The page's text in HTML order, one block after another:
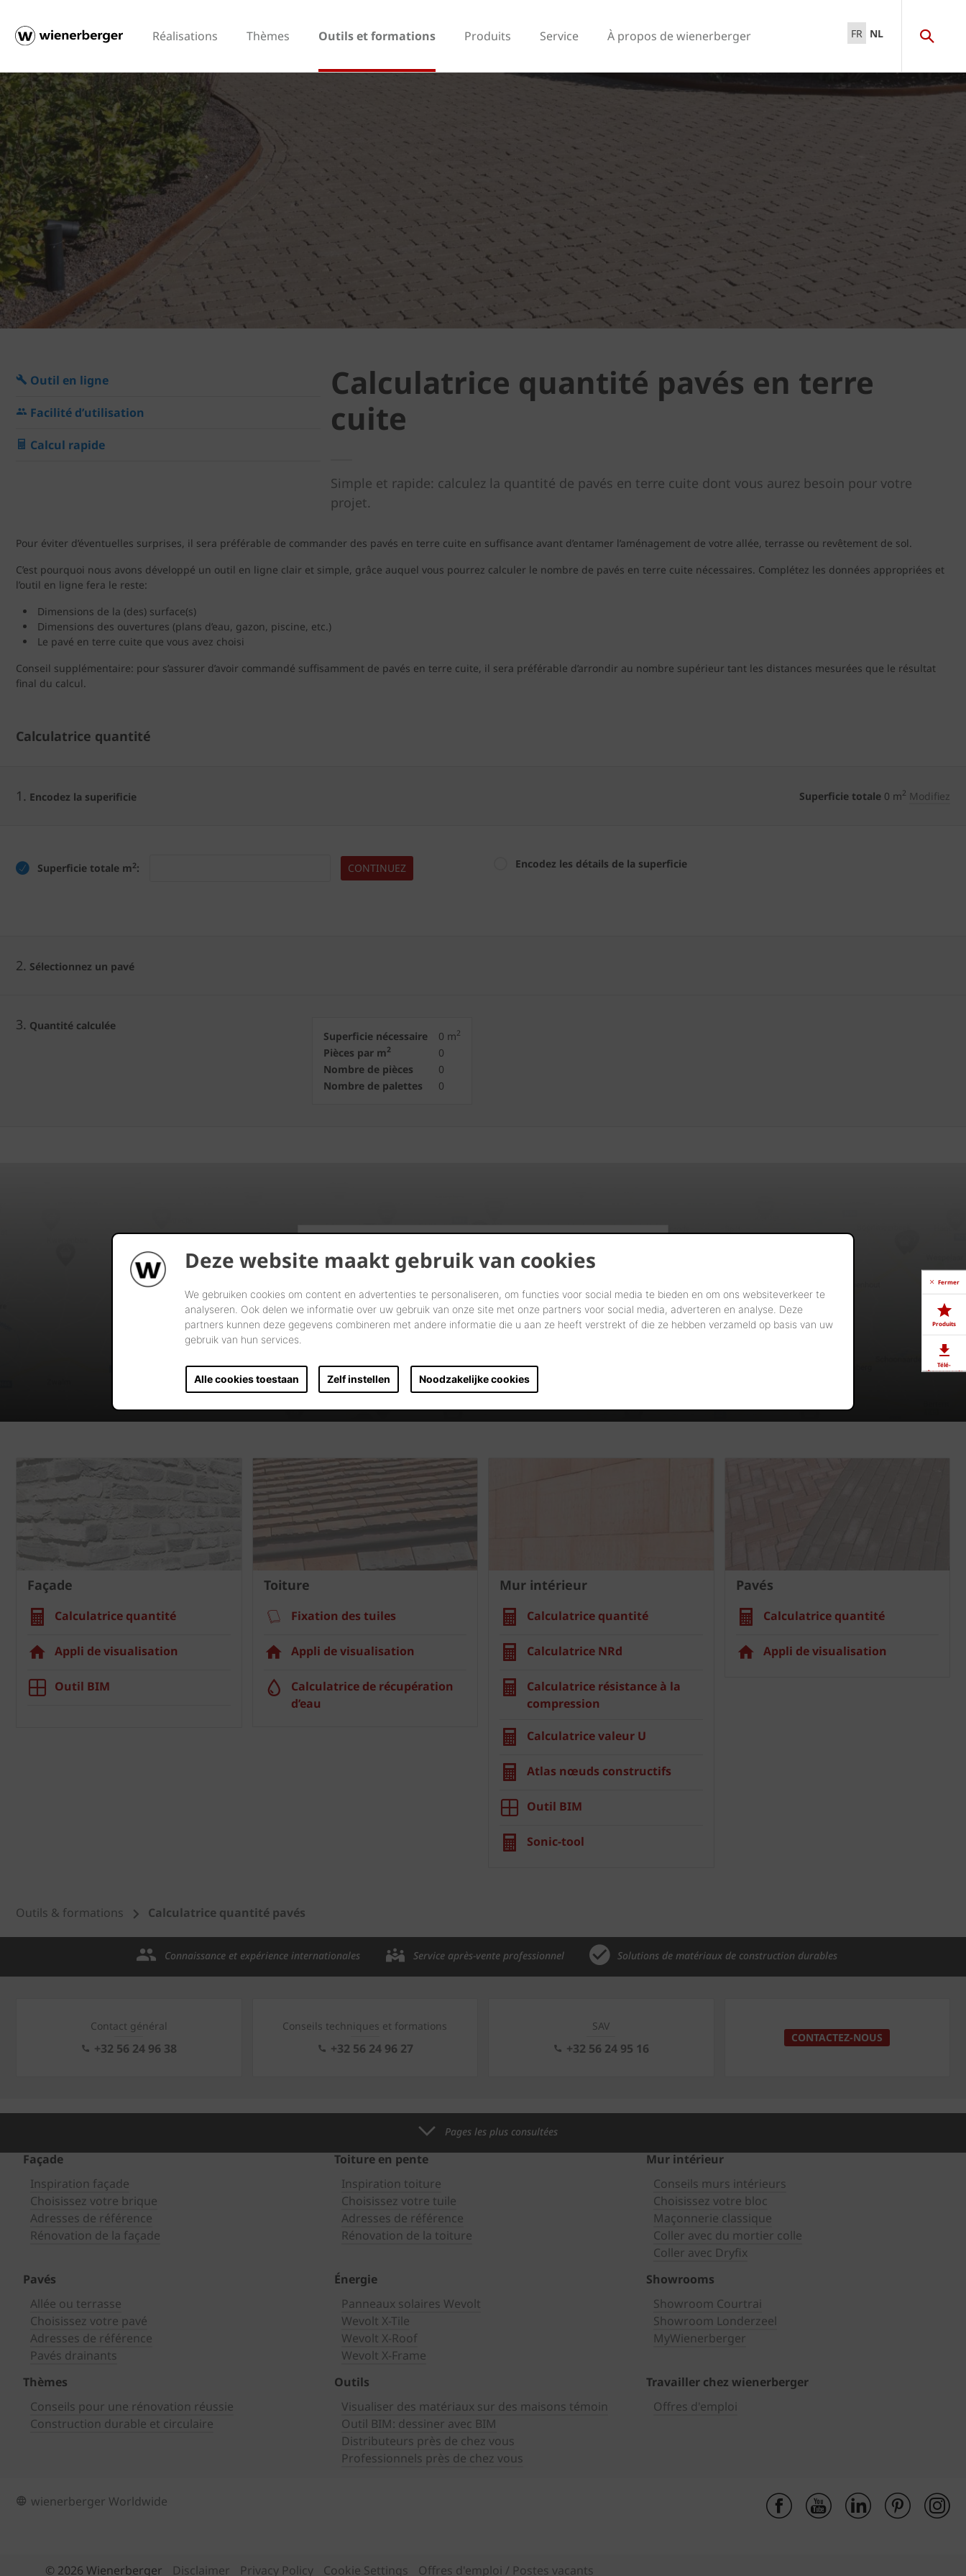
Deze website maakt gebruik van cookies
We gebruiken cookies om content en advertenties te personaliseren, om functies voor social media te bieden en om ons websiteverkeer te
analyseren. Ook delen we informatie over uw gebruik van onze site met onze partners voor social media, adverteren en analyse. Deze
partners kunnen deze gegevens combineren met andere informatie die u aan ze heeft verstrekt of die ze hebben verzameld op basis van uw
gebruik van hun services.
Alle cookies toestaan Zelf instellen Noodzakelijke cookies
Réalisations Thèmes Outils et formations Produits Service À propos de wienerberger FR NL
Outil en ligne
Facilité d’utilisation
Calcul rapide
Calculatrice quantité pavés en terre
cuite
Simple et rapide: calculez la quantité de pavés en terre cuite dont vous aurez besoin pour votre
projet.
Pour éviter d’éventuelles surprises, il sera préférable de commander des pavés en terre cuite en suffisance avant d’entamer l’aménagement de votre allée, terrasse ou revêtement de sol.
C’est pourquoi nous avons développé un outil en ligne clair et simple, grâce auquel vous pourrez calculer le nombre de pavés en terre cuite nécessaires. Complétez les données appropriées et
l’outil en ligne fera le reste:
Dimensions de la (des) surface(s)
Dimensions des ouvertures (plans d’eau, gazon, piscine, etc.)
Le pavé en terre cuite que vous avez choisi
Conseil supplémentaire: pour s’assurer d’avoir commandé suffisamment de pavés en terre cuite, il sera préférable d’arrondir au nombre supérieur tant les distances mesurées que le résultat
final du calcul.
Calculatrice quantité
1. Encodez la superificie Superficie totale 0 m2 Modifiez
Superficie totale m2: CONTINUEZ Encodez les détails de la superficie
2. Sélectionnez un pavé
3. Quantité calculée
Superficie nécessaire 0 m2
Pièces par m2
0
Nombre de pièces
0
Nombre de palettes
0
Trouvez des distributeurs près
de chez vous
DÉMARREZ VOTRE RECHERCHE
Façade
Calculatrice quantité
Appli de visualisation
Outil BIM
Toiture
Fixation des tuiles
Appli de visualisation
Calculatrice de récupération
d’eau
Mur intérieur
Calculatrice quantité
Calculatrice NRd
Calculatrice résistance à la
compression
Calculatrice valeur U
Atlas nœuds constructifs
Outil BIM
Sonic-tool
Pavés
Calculatrice quantité
Appli de visualisation
Fermer
Produits
Télé-
chargements
d'emploi
Outils & formations Calculatrice quantité pavés
Connaissance et expérience internationales Service après-vente professionnel Solutions de matériaux de construction durables
Contact général
+32 56 24 96 38
Conseils techniques et formations
+32 56 24 96 27
SAV
+32 56 24 95 16
CONTACTEZ-NOUS
Pages les plus consultées
Façade
Inspiration façade
Choisissez votre brique
Adresses de référence
Rénovation de la façade
Toiture en pente
Inspiration toiture
Choisissez votre tuile
Adresses de référence
Rénovation de la toiture
Mur intérieur
Conseils murs intérieurs
Choisissez votre bloc
Maçonnerie classique
Coller avec du mortier colle
Coller avec Dryfix
Pavés
Allée ou terrasse
Choisissez votre pavé
Adresses de référence
Pavés drainants
Énergie
Panneaux solaires Wevolt
Wevolt X-Tile
Wevolt X-Roof
Wevolt X-Frame
Showrooms
Showroom Courtrai
Showroom Londerzeel
MyWienerberger
Thèmes
Conseils pour une rénovation réussie
Construction durable et circulaire
Outils
Visualiser des matériaux sur des maisons témoin
Outil BIM: dessiner avec BIM
Distributeurs près de chez vous
Professionnels près de chez vous
Travailler chez wienerberger
Offres d'emploi
wienerberger Worldwide
© 2026 Wienerberger Disclaimer Privacy Policy Cookie Settings Offres d'emploi / Postes vacants